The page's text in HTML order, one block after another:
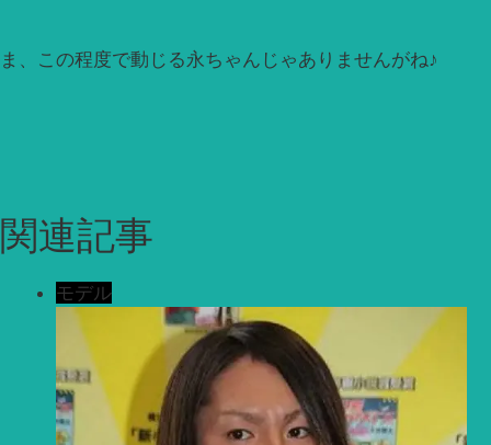
ま、この程度で動じる永ちゃんじゃありませんがね♪
関連記事
モデル